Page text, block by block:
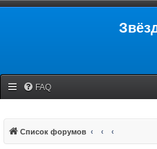
FAQ
Список форумов